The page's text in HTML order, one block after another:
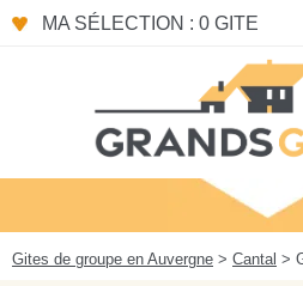
MA SÉLECTION : 0 GITE
Gites de groupe en Auvergne > Cantal >
Panneau de gestion des cookies